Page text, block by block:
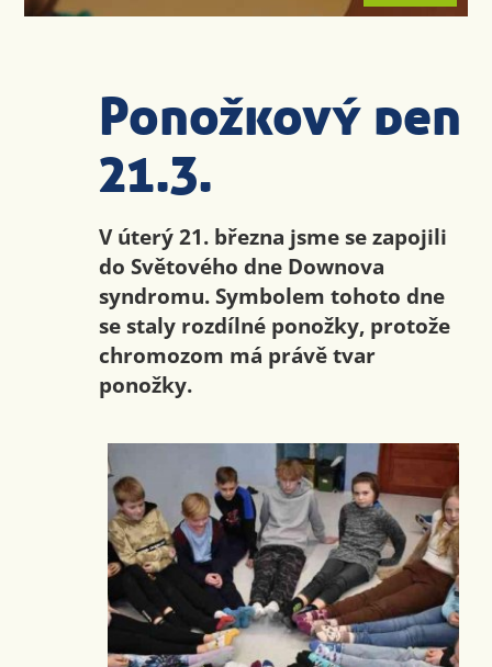
Ponožkový den
21.3.
V úterý 21. března jsme se zapojili
do Světového dne Downova
syndromu. Symbolem tohoto dne
se staly rozdílné ponožky, protože
chromozom má právě tvar
ponožky.